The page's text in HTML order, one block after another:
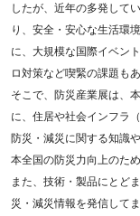
したが、近年の多発して
り、安全・安心な生活環
に、大規模な国際イベン
ロ対策など喫緊の課題もあ
そこで、防災産業展は、
に、住居や社会インフラ
防災・減災に関する知識
本全国の防災力向上のた
また、技術・製品にとど
災・減災情報を発信してま